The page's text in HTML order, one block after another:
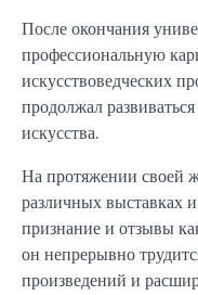
После окончания
профессиональную
искусствоведческих
продолжал
искусства.
На протяжении своей
различных выставках
признание и отзывы
он непрерывно
произведений и